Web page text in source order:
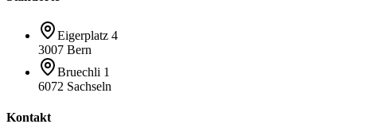
Eigerplatz 4
3007 Bern
Bruechli 1
6072 Sachseln
Kontakt